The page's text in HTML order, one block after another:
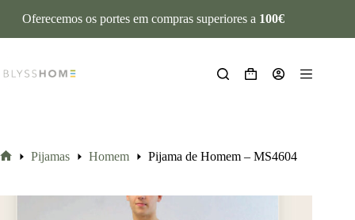
Oferecemos os portes em compras superiores a 100€
Pijamas Homem Pijama de Homem – MS4604